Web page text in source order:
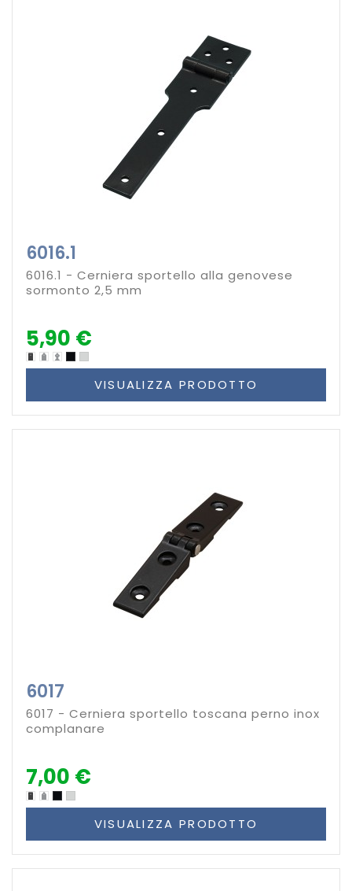
6016.1
6016.1 - Cerniera sportello alla genovese
sormonto 2,5 mm
5,90 €
VISUALIZZA PRODOTTO
6017
6017 - Cerniera sportello toscana perno inox
complanare
7,00 €
VISUALIZZA PRODOTTO